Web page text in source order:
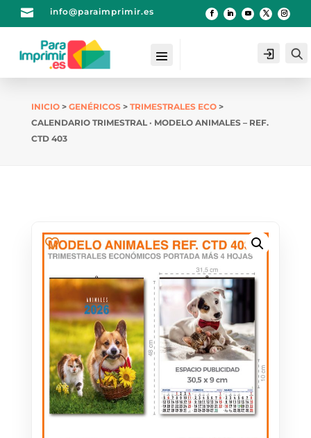
 info@paraimprimir.es
Login
INICIO> GENÉRICOS> TRIMESTRALES ECO>
CALENDARIO TRIMESTRAL · MODELO ANIMALES – REF.
CTD 403